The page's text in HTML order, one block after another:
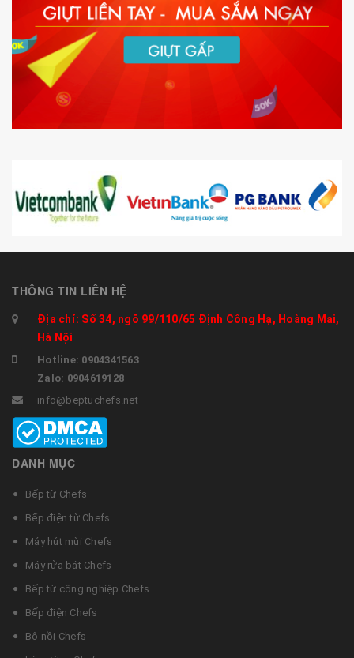
THÔNG TIN LIÊN HỆ
Địa chỉ: Số 34, ngõ 99/110/65 Định Công Hạ, Hoàng Mai,
Hà Nội
Hotline: 0904341563
Zalo: 0904619128
info@beptuchefs.net
DANH MỤC
Bếp từ Chefs
Bếp điện từ Chefs
Máy hút mùi Chefs
Máy rửa bát Chefs
Bếp từ công nghiệp Chefs
Bếp điện Chefs
Bộ nồi Chefs